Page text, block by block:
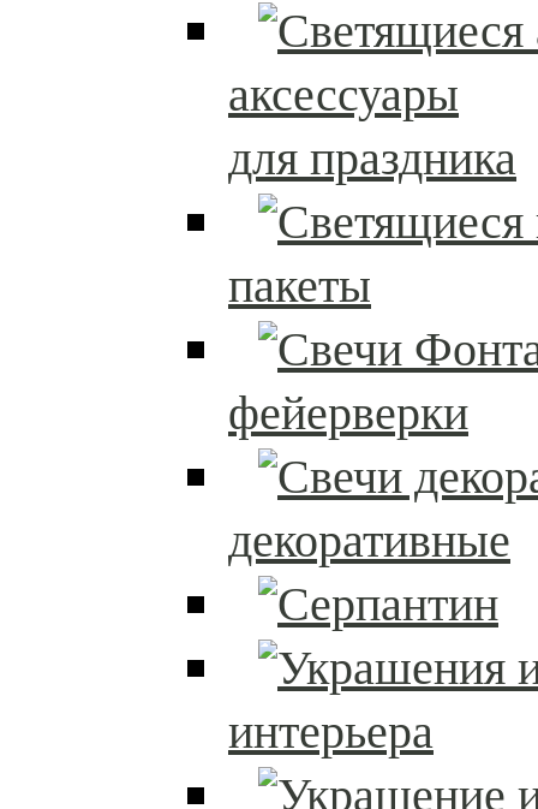
аксессуары
для праздника
пакеты
фейерверки
декоративные
интерьера